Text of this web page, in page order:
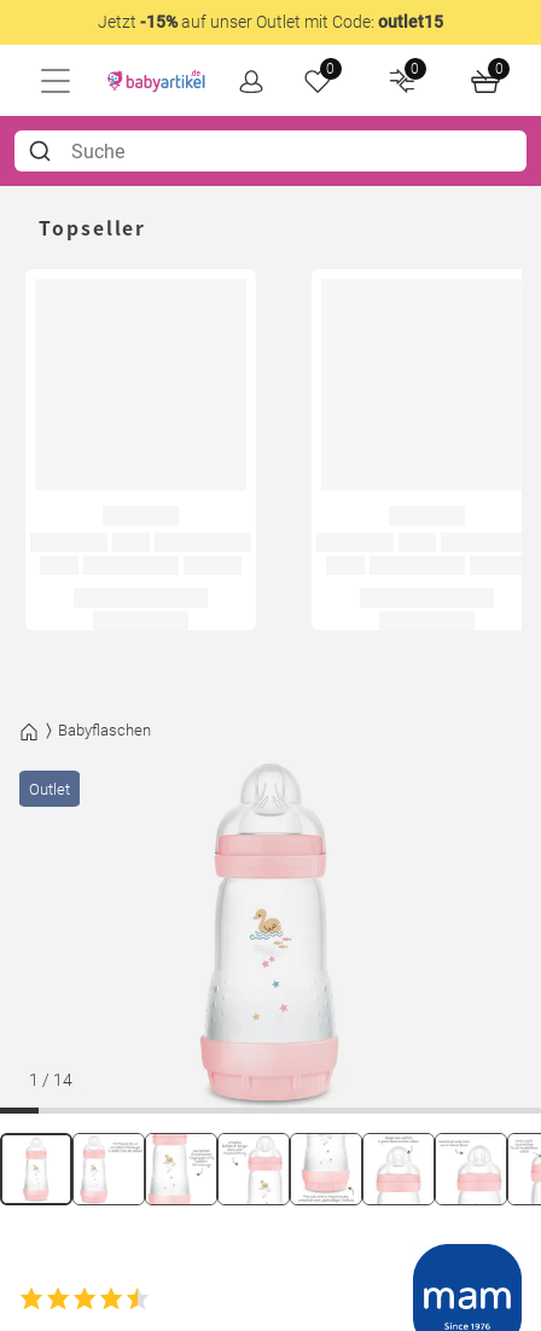
Jetzt -15%auf unser Outlet mit Code: outlet15
0 0 0
Topseller
Babyflaschen
1 / 14
Outlet